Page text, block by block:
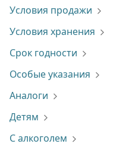
Условия продажи
Условия хранения
Срок годности
Особые указания
Аналоги
Детям
С алкоголем